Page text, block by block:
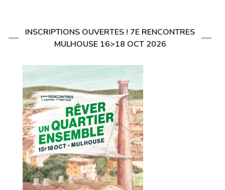
INSCRIPTIONS OUVERTES ! 7E RENCONTRES
MULHOUSE 16>18 OCT 2026